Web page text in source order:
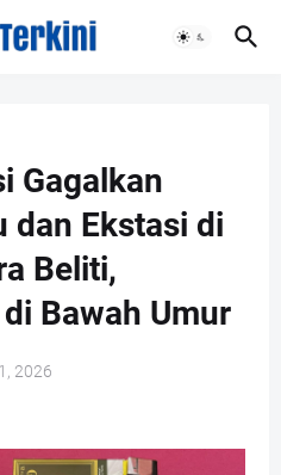
Gagalkan
dan Ekstasi di
Beliti,
Bawah Umur
2026